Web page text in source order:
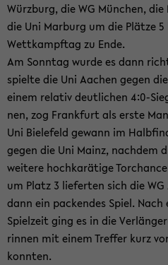
Würz­burg, die WG Mün­chen,
die Uni Mar­burg um die Plät­ze
Wett­kampf­tag zu Ende.
Am Sonn­tag wurde es dann
spiel­te die Uni Aa­chen gegen
einem re­la­tiv deut­li­chen 4:0-​
nen, zog Frank­furt als erste
Uni Bie­le­feld ge­wann im
gegen die Uni Mainz, nach­dem
wei­te­re hoch­ka­rä­ti­ge
um Platz 3 lie­fer­ten sich die
dann ein pa­cken­des Spiel. Nach
Spiel­zeit ging es in die
rin­nen mit einem Tref­fer kurz
konn­ten.